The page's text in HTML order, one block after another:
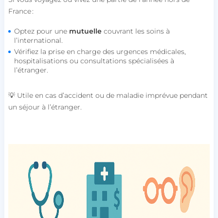
France :
Optez pour une mutuellecouvrant les soins à
l’international.
Vérifiez la prise en charge des urgences médicales,
hospitalisations ou consultations spécialisées à
l’étranger.
💡 Utile en cas d’accident ou de maladie imprévue pendant
un séjour à l’étranger.